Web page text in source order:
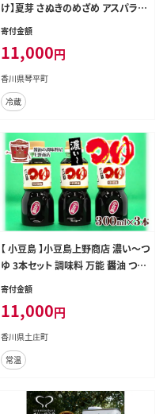
け】夏芽 さぬきのめざめ アスパラガ
ス Mサイズ 約1kg F5J-770
寄付金額
11,000円
香川県琴平町
冷蔵
【 小豆島 】小豆島上野商店 濃い～つ
ゆ 3本セット 調味料 万能 醤油 つゆ
濃いめ 濃い目 天つゆ 煮物 鍋 香川
香川県 土庄 土庄町
寄付金額
11,000円
香川県土庄町
常温